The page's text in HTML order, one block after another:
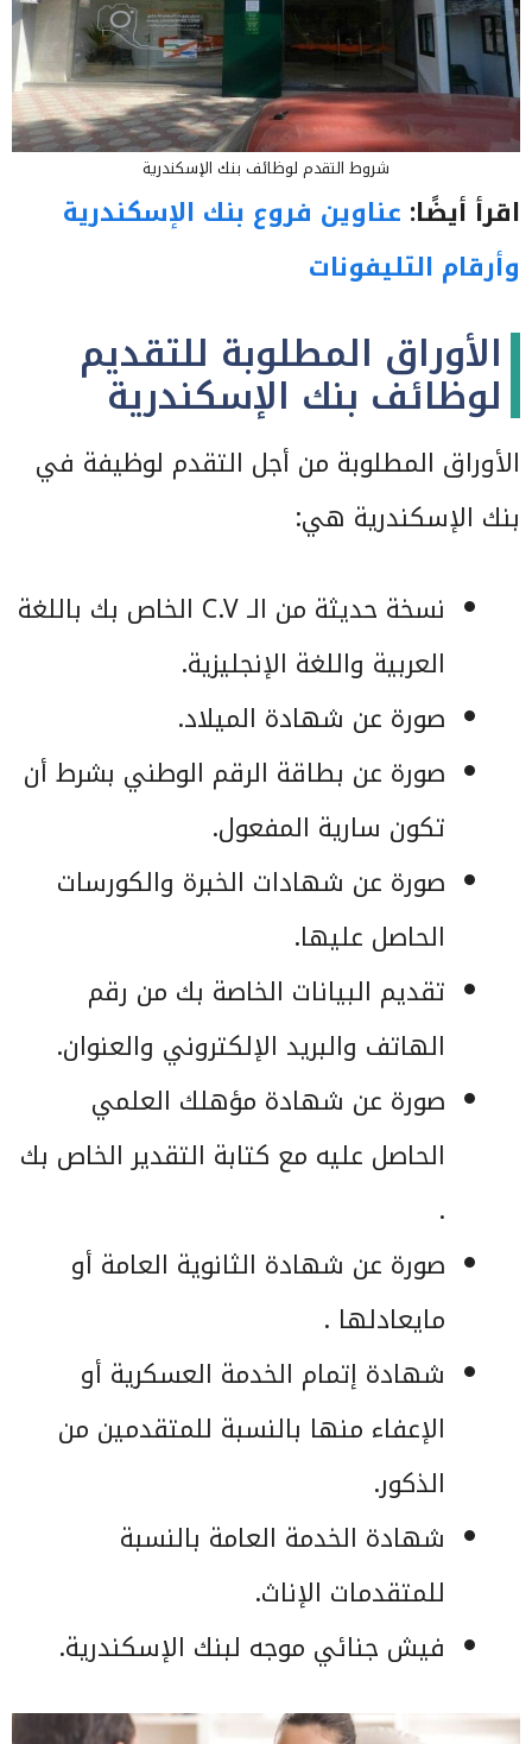
شروط التقدم لوظائف بنك الإسكندرية
اقرأ أيضًا: عناوين فروع بنك الإسكندرية
وأرقام التليفونات
الأوراق المطلوبة للتقديم
لوظائف بنك الإسكندرية
الأوراق المطلوبة من أجل التقدم لوظيفة في
بنك الإسكندرية هي:
نسخة حديثة من الـ C.V الخاص بك باللغة
العربية واللغة الإنجليزية.
صورة عن شهادة الميلاد.
صورة عن بطاقة الرقم الوطني بشرط أن
تكون سارية المفعول.
صورة عن شهادات الخبرة والكورسات
الحاصل عليها.
تقديم البيانات الخاصة بك من رقم
الهاتف والبريد الإلكتروني والعنوان.
صورة عن شهادة مؤهلك العلمي
الحاصل عليه مع كتابة التقدير الخاص بك
.
صورة عن شهادة الثانوية العامة أو
مايعادلها .
شهادة إتمام الخدمة العسكرية أو
الإعفاء منها بالنسبة للمتقدمين من
الذكور.
شهادة الخدمة العامة بالنسبة
للمتقدمات الإناث.
فيش جنائي موجه لبنك الإسكندرية.